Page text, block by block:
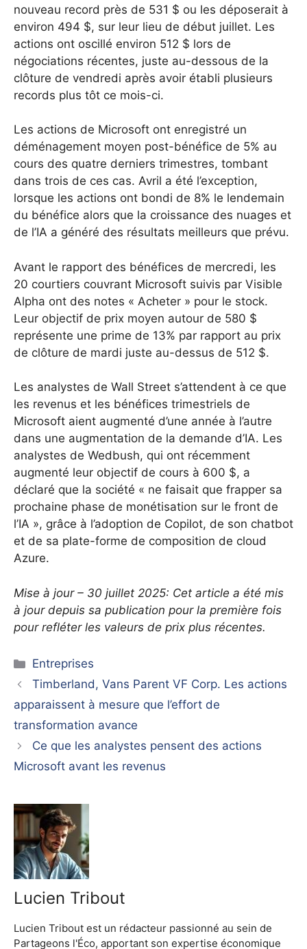
nouveau record près de 531 $ ou les déposerait à
environ 494 $, sur leur lieu de début juillet. Les
actions ont oscillé environ 512 $ lors de
négociations récentes, juste au-dessous de la
clôture de vendredi après avoir établi plusieurs
records plus tôt ce mois-ci.
Les actions de Microsoft ont enregistré un
déménagement moyen post-bénéfice de 5% au
cours des quatre derniers trimestres, tombant
dans trois de ces cas. Avril a été l’exception,
lorsque les actions ont bondi de 8% le lendemain
du bénéfice alors que la croissance des nuages et
de l’IA a généré des résultats meilleurs que prévu.
Avant le rapport des bénéfices de mercredi, les
20 courtiers couvrant Microsoft suivis par Visible
Alpha ont des notes « Acheter » pour le stock.
Leur objectif de prix moyen autour de 580 $
représente une prime de 13% par rapport au prix
de clôture de mardi juste au-dessus de 512 $.
Les analystes de Wall Street s’attendent à ce que
les revenus et les bénéfices trimestriels de
Microsoft aient augmenté d’une année à l’autre
dans une augmentation de la demande d’IA. Les
analystes de Wedbush, qui ont récemment
augmenté leur objectif de cours à 600 $, a
déclaré que la société « ne faisait que frapper sa
prochaine phase de monétisation sur le front de
l’IA », grâce à l’adoption de Copilot, de son chatbot
et de sa plate-forme de composition de cloud
Azure.
Mise à jour – 30 juillet 2025: Cet article a été mis
à jour depuis sa publication pour la première fois
pour refléter les valeurs de prix plus récentes.
Catégories
Entreprises
Timberland, Vans Parent VF Corp. Les actions
apparaissent à mesure que l’effort de
transformation avance
Ce que les analystes pensent des actions
Microsoft avant les revenus
Lucien Tribout
Lucien Tribout est un rédacteur passionné au sein de
Partageons l'Éco, apportant son expertise économique